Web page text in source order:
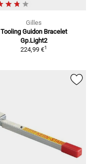
Gilles
Tooling Guidon Bracelet
Gp.Light2
224,99 €1